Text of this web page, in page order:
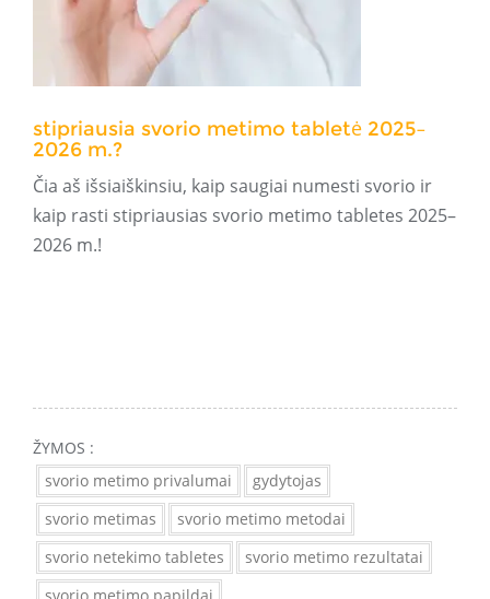
stipriausia svorio metimo tabletė 2025–
2026 m.?
Čia aš išsiaiškinsiu, kaip saugiai numesti svorio ir
kaip rasti stipriausias svorio metimo tabletes 2025–
2026 m.!
ŽYMOS :
svorio metimo privalumai
gydytojas
svorio metimas
svorio metimo metodai
svorio netekimo tabletes
svorio metimo rezultatai